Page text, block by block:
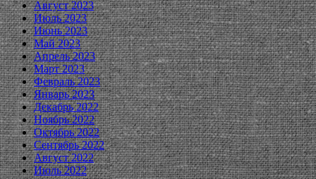
Август 2023
Июль 2023
Июнь 2023
Май 2023
Апрель 2023
Март 2023
Февраль 2023
Январь 2023
Декабрь 2022
Ноябрь 2022
Октябрь 2022
Сентябрь 2022
Август 2022
Июль 2022